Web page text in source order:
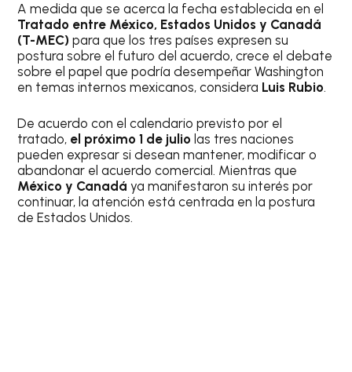
A medida que se acerca la fecha establecida en el
Tratado entre México, Estados Unidos y Canadá
(T-MEC) para que los tres países expresen su
postura sobre el futuro del acuerdo, crece el debate
sobre el papel que podría desempeñar Washington
en temas internos mexicanos, considera Luis Rubio.
De acuerdo con el calendario previsto por el
tratado, el próximo 1 de julio las tres naciones
pueden expresar si desean mantener, modificar o
abandonar el acuerdo comercial. Mientras que
México y Canadá ya manifestaron su interés por
continuar, la atención está centrada en la postura
de Estados Unidos.